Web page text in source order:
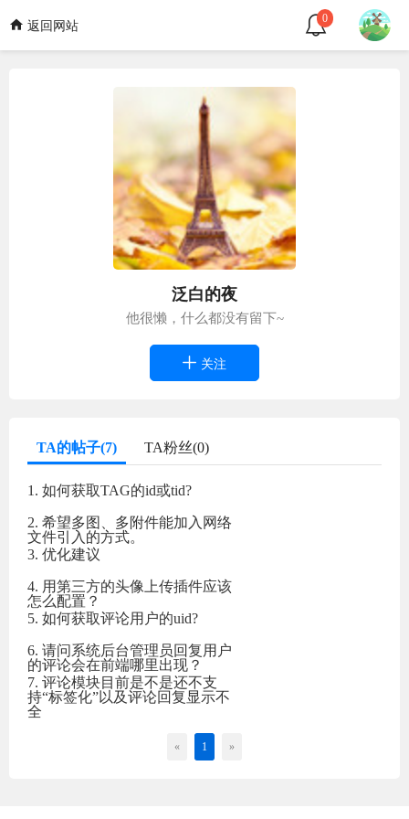
返回网站
0
泛白的夜
他很懒，什么都没有留下~
关注
TA的帖子(7) TA粉丝(0)
1. 如何获取TAG的id或tid?
2. 希望多图、多附件能加入网络
文件引入的方式。
3. 优化建议
4. 用第三方的头像上传插件应该
怎么配置？
5. 如何获取评论用户的uid?
6. 请问系统后台管理员回复用户
的评论会在前端哪里出现？
7. 评论模块目前是不是还不支
持“标签化”以及评论回复显示不
全
« 1 »